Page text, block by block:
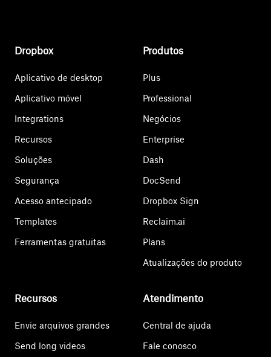
Dropbox
Aplicativo de desktop
Aplicativo móvel
Integrations
Recursos
Soluções
Segurança
Acesso antecipado
Templates
Ferramentas gratuitas
Produtos
Plus
Professional
Negócios
Enterprise
Dash
DocSend
Dropbox Sign
Reclaim.ai
Plans
Atualizações do produto
Recursos
Envie arquivos grandes
Send long videos
Atendimento
Central de ajuda
Fale conosco